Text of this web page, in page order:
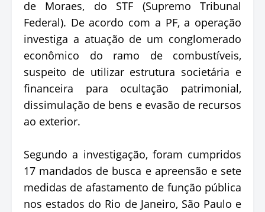
de Moraes, do STF (Supremo Tribunal
Federal). De acordo com a PF, a operação
investiga a atuação de um conglomerado
econômico do ramo de combustíveis,
suspeito de utilizar estrutura societária e
financeira para ocultação patrimonial,
dissimulação de bens e evasão de recursos
ao exterior.
Segundo a investigação, foram cumpridos
17 mandados de busca e apreensão e sete
medidas de afastamento de função pública
nos estados do Rio de Janeiro, São Paulo e